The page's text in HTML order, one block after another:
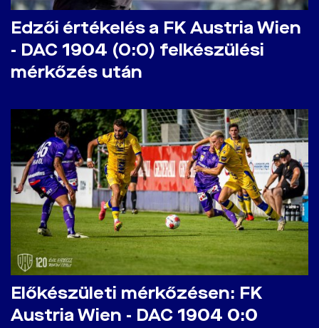
Edzői értékelés a FK Austria Wien
- DAC 1904 (0:0) felkészülési
mérkőzés után
Előkészületi mérkőzésen: FK
Austria Wien - DAC 1904 0:0